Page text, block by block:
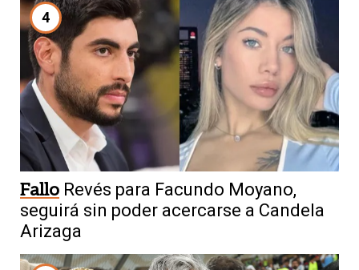
4
Fallo Revés para Facundo Moyano,
seguirá sin poder acercarse a Candela
Arizaga